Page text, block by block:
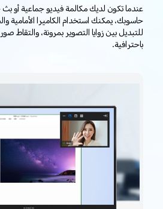
عندما تكون لديك مكالمة فيديو جماعية أو
حاسوبك، يمكنك استخدام الكاميرا الأمامية
للتبديل بين زوايا التصوير بمرونة، والتقاط
باحترافية.